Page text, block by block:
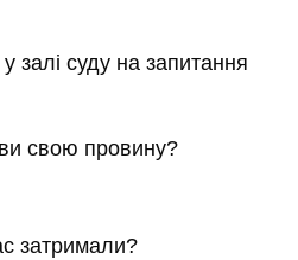
залі суду на запитання
свою провину?
затримали?